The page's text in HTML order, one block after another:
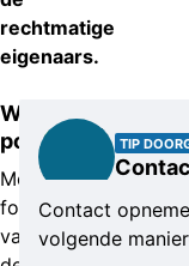
rechtmatige
eigenaars.
Website
politie
Meer
foto’s
van
TIP
Contact
volgende